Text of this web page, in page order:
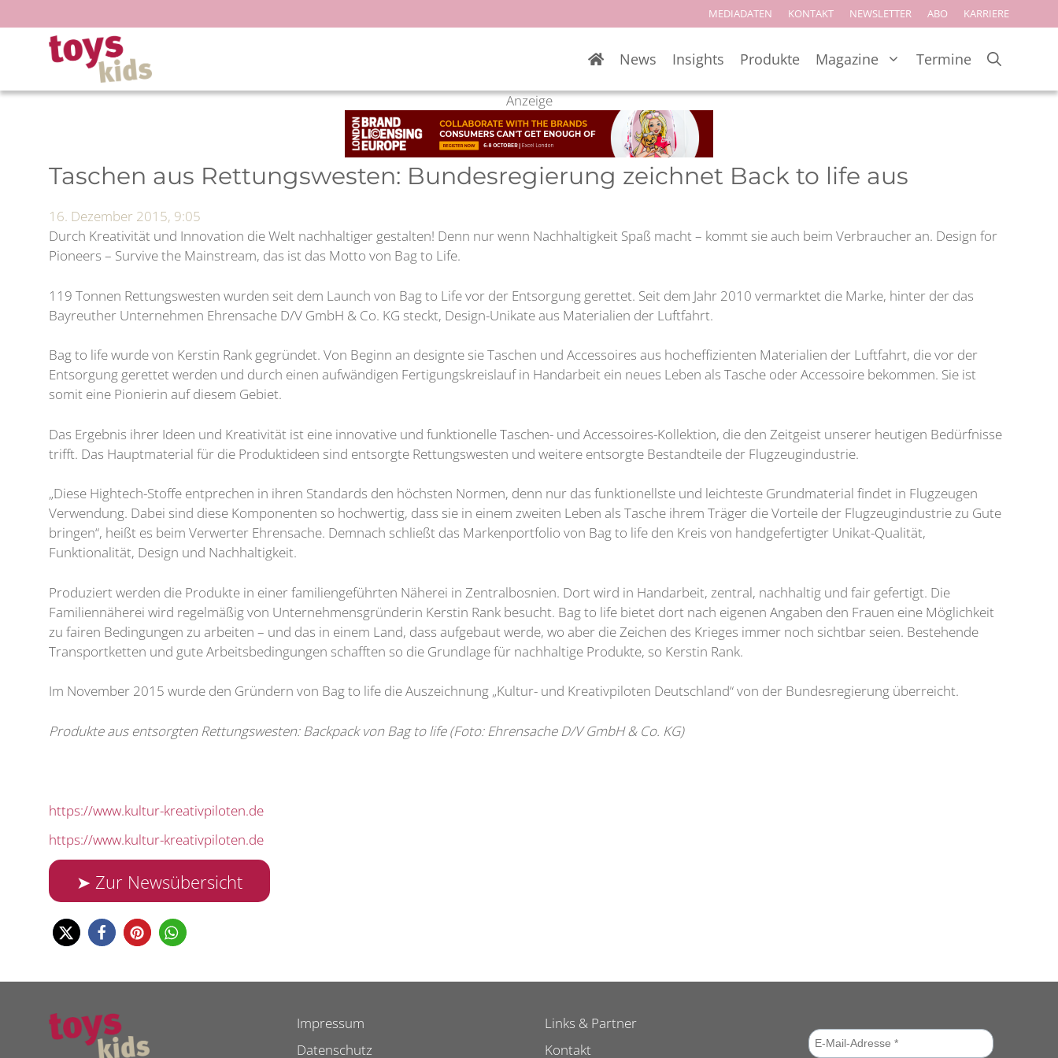
Inhalt
springen
MEDIADATEN KONTAKT NEWSLETTER ABO KARRIERE
News Insights Produkte Magazine Termine
Anzeige
Taschen aus Rettungswesten: Bundesregierung zeichnet Back to life aus
16. Dezember 2015, 9:05
Durch Kreativität und Innovation die Welt nachhaltiger gestalten! Denn nur wenn Nachhaltigkeit Spaß macht – kommt sie auch beim Verbraucher an. Design for
Pioneers – Survive the Mainstream, das ist das Motto von Bag to Life.
119 Tonnen Rettungswesten wurden seit dem Launch von Bag to Life vor der Entsorgung gerettet. Seit dem Jahr 2010 vermarktet die Marke, hinter der das
Bayreuther Unternehmen Ehrensache D/V GmbH & Co. KG steckt, Design-Unikate aus Materialien der Luftfahrt.
Bag to life wurde von Kerstin Rank gegründet. Von Beginn an designte sie Taschen und Accessoires aus hocheffizienten Materialien der Luftfahrt, die vor der
Entsorgung gerettet werden und durch einen aufwändigen Fertigungskreislauf in Handarbeit ein neues Leben als Tasche oder Accessoire bekommen. Sie ist
somit eine Pionierin auf diesem Gebiet.
Das Ergebnis ihrer Ideen und Kreativität ist eine innovative und funktionelle Taschen- und Accessoires-Kollektion, die den Zeitgeist unserer heutigen Bedürfnisse
trifft. Das Hauptmaterial für die Produktideen sind entsorgte Rettungswesten und weitere entsorgte Bestandteile der Flugzeugindustrie.
„Diese Hightech-Stoffe entprechen in ihren Standards den höchsten Normen, denn nur das funktionellste und leichteste Grundmaterial findet in Flugzeugen
Verwendung. Dabei sind diese Komponenten so hochwertig, dass sie in einem zweiten Leben als Tasche ihrem Träger die Vorteile der Flugzeugindustrie zu Gute
bringen“, heißt es beim Verwerter Ehrensache. Demnach schließt das Markenportfolio von Bag to life den Kreis von handgefertigter Unikat-Qualität,
Funktionalität, Design und Nachhaltigkeit.
Produziert werden die Produkte in einer familiengeführten Näherei in Zentralbosnien. Dort wird in Handarbeit, zentral, nachhaltig und fair gefertigt. Die
Familiennäherei wird regelmäßig von Unternehmensgründerin Kerstin Rank besucht. Bag to life bietet dort nach eigenen Angaben den Frauen eine Möglichkeit
zu fairen Bedingungen zu arbeiten – und das in einem Land, dass aufgebaut werde, wo aber die Zeichen des Krieges immer noch sichtbar seien. Bestehende
Transportketten und gute Arbeitsbedingungen schafften so die Grundlage für nachhaltige Produkte, so Kerstin Rank.
Im November 2015 wurde den Gründern von Bag to life die Auszeichnung „Kultur- und Kreativpiloten Deutschland“ von der Bundesregierung überreicht.
Produkte aus entsorgten Rettungswesten: Backpack von Bag to life (Foto: Ehrensache D/V GmbH & Co. KG)
https://www.kultur-kreativpiloten.de
https://www.kultur-kreativpiloten.de
➤ Zur Newsübersicht
Impressum
Datenschutz
Links & Partner
Kontakt